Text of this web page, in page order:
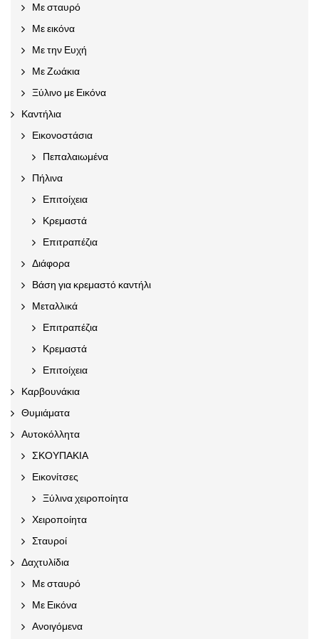
Με σταυρό
Με εικόνα
Με την Ευχή
Με Ζωάκια
Ξύλινο με Εικόνα
Καντήλια
Εικονοστάσια
Πεπαλαιωμένα
Πήλινα
Επιτοίχεια
Κρεμαστά
Επιτραπέζια
Διάφορα
Βάση για κρεμαστό καντήλι
Μεταλλικά
Επιτραπέζια
Κρεμαστά
Επιτοίχεια
Καρβουνάκια
Θυμιάματα
Αυτοκόλλητα
ΣΚΟΥΠΑΚΙΑ
Εικονίτσες
Ξύλινα χειροποίητα
Χειροποίητα
Σταυροί
Δαχτυλίδια
Με σταυρό
Με Εικόνα
Ανοιγόμενα